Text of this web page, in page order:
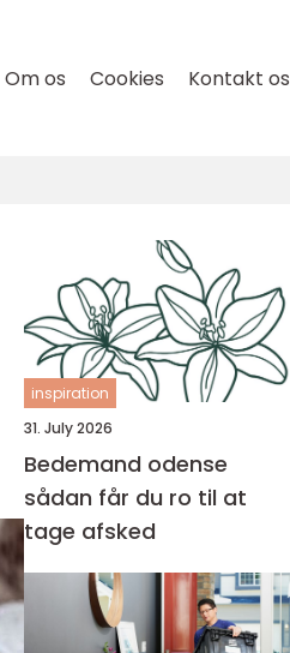
Om os Cookies Kontakt os
inspiration
31. July 2026
Bedemand odense
sådan får du ro til at
tage afsked